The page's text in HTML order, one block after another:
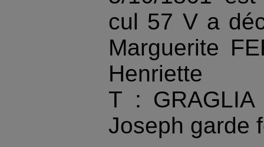
cul 57 V a
Marguerite
Henriette
T :
Joseph garde